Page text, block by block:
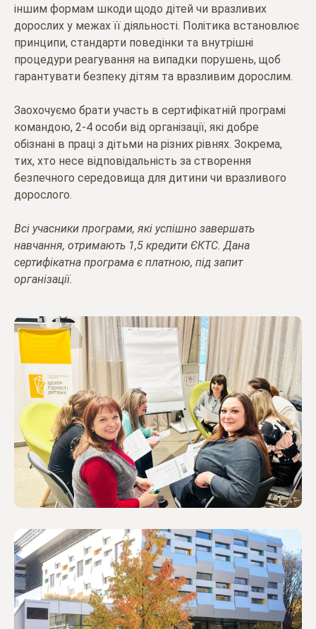
іншим формам шкоди щодо дітей чи вразливих
дорослих у межах її діяльності. Політика встановлює
принципи, стандарти поведінки та внутрішні
процедури реагування на випадки порушень, щоб
гарантувати безпеку дітям та вразливим дорослим.
Заохочуємо брати участь в сертифікатній програмі
командою, 2-4 особи від організації, які добре
обізнані в праці з дітьми на різних рівнях. Зокрема,
тих, хто несе відповідальність за створення
безпечного середовища для дитини чи вразливого
дорослого.
Всі учасники програми, які успішно завершать
навчання, отримають 1,5 кредити ЄКТС. Дана
сертифікатна програма є платною, під запит
організації.